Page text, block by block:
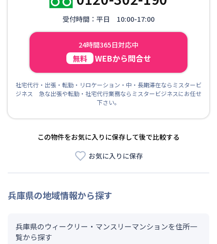
用できます。各種交通機関からのアクセスに便利な立地に
物件を取り揃えておりますので、出張や研修、などにも最
適です。通勤に便利で、経費削減になることから、法人の
お客様からもご好評を頂いております。また、お家のリフ
ォームや立て替えによる仮住まいや、受験等を控えた学生
の方にも喜ばれております。
受付時間：平日 10:00-17:00
24時間365日対応中
無料 WEBから問合せ
社宅代行・出張・転勤・リロケーション・中・長期滞在ならミスタービ
ジネス 急な出張や転勤・社宅代行業務ならミスタービジネスにお任せ
下さい。
この物件をお気に入りに保存して後で比較する
お気に入りに保存
兵庫県の地域情報から探す
兵庫県のウィークリー・マンスリーマンションを住所一
覧から探す